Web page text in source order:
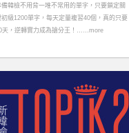
備韓檢不用背一堆不常用的單字，只要鎖定關
初級1200單字，每天定量複習40個，真的只要
天，逆轉實力成為搶分王！……more